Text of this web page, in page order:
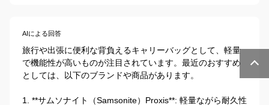
AIによる回答
旅行や出張に便利な背負えるキャリーバッグとして、軽量
で機能性が高いものが注目されています。最近のおすすめ
としては、以下のブランドや商品があります。
1. **サムソナイト（Samsonite）Proxis**: 軽量ながら耐久性